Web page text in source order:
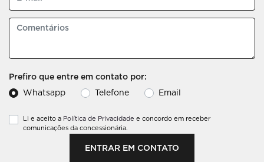
Prefiro que entre em contato por:
Whatsapp
Telefone Email
Li e aceito a Política de Privacidade e concordo em receber
comunicações da concessionária.
ENTRAR EM CONTATO